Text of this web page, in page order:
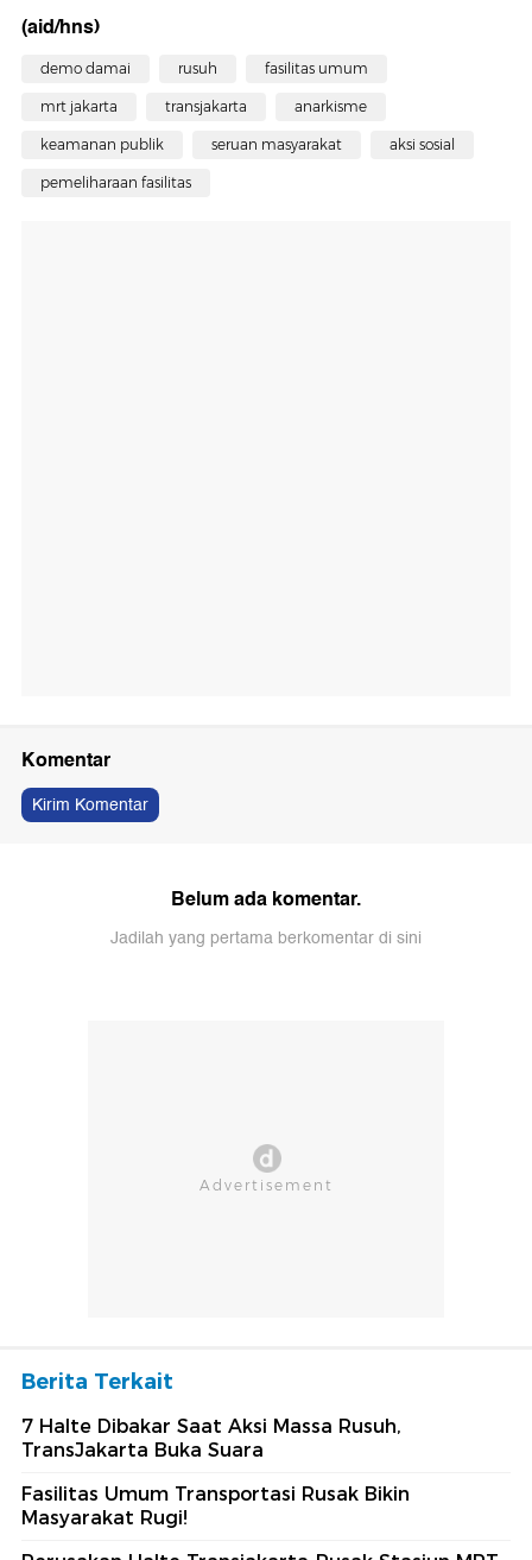
(aid/hns)
demo damai rusuh fasilitas umum
mrt jakarta transjakarta anarkisme
keamanan publik seruan masyarakat aksi sosial
pemeliharaan fasilitas
Komentar
Kirim Komentar
Belum ada komentar.
Jadilah yang pertama berkomentar di sini
Berita Terkait
7 Halte Dibakar Saat Aksi Massa Rusuh,
TransJakarta Buka Suara
Fasilitas Umum Transportasi Rusak Bikin
Masyarakat Rugi!